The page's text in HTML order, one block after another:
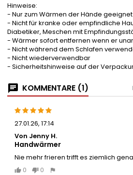
Hinweise:
- Nur zum Wärmen der Hände geeignet
- Nicht für kranke oder empfindliche
Diabetiker, Meschen mit
- Wärmer sofort entfernen wenn er
- Nicht während dem Schlafen
- Nicht wiederverwendbar
- Sicherheitshinweise auf der
KOMMENTARE (1)
27.01.26, 17:14
Von Jenny H.
Handwärmer
Nie mehr frieren trifft es ziemlich
0
0